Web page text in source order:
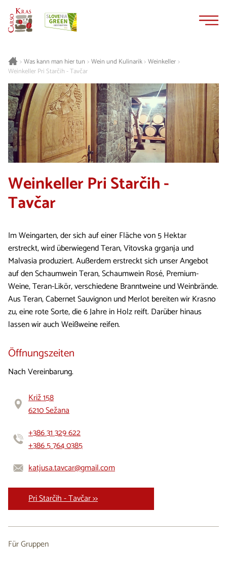
>Was kann man hier tun > Wein und Kulinarik>Weinkeller>
Weinkeller Pri Starčih - Tavčar
Weinkeller Pri Starčih -
Tavčar
Im Weingarten, der sich auf einer Fläche von 5 Hektar
erstreckt, wird überwiegend Teran, Vitovska grganja und
Malvasia produziert. Außerdem erstreckt sich unser Angebot
auf den Schaumwein Teran, Schaumwein Rosé, Premium-
Weine, Teran-Likör, verschiedene Branntweine und Weinbrände.
Aus Teran, Cabernet Sauvignon und Merlot bereiten wir Krasno
zu, eine rote Sorte, die 6 Jahre in Holz reift. Darüber hinaus
lassen wir auch Weißweine reifen.
Öffnungszeiten
Nach Vereinbarung.
Križ 158
6210 Sežana
+386 31 329 622
+386 5 764 0385
katjusa.tavcar@gmail.com
Pri Starčih - Tavčar >>
Für Gruppen